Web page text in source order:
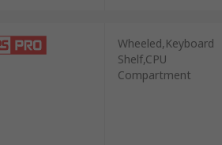
Wheeled,Keyboard
Shelf,CPU
Compartment